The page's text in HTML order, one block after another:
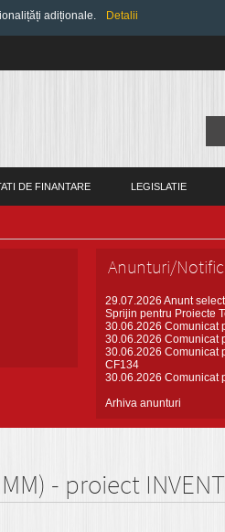
DE FINANTARE LEGISLATIE
Anunturi/
29.07.2026 Anunt
Sprijin pentru Proiecte
30.06.2026 Comunicat
30.06.2026 Comunicat
30.06.2026 Comunicat
CF134
30.06.2026 Comunicat
Arhiva anunturi
- proiect
adiționale. Detalii